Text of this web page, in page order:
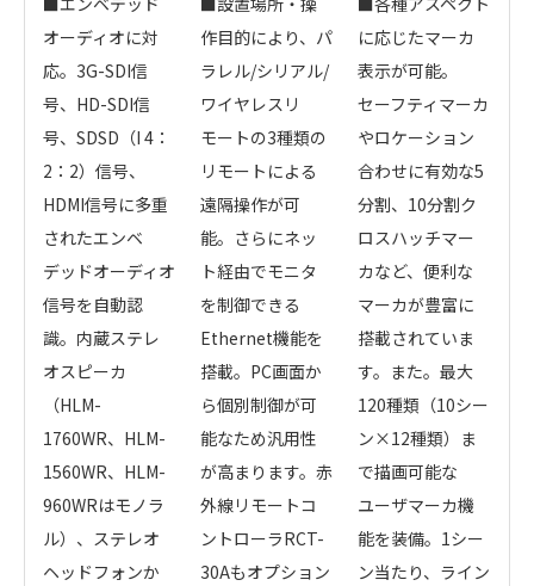
オーディオに対
応。3G-SDI信
号、HD-SDI信
号、SDSD（I 4：
2：2）信号、
HDMI信号に多重
されたエンベ
デッドオーディオ
信号を自動認
識。内蔵ステレ
オスピーカ
（HLM-
1760WR、HLM-
1560WR、HLM-
960WRはモノラ
ル）、ステレオ
ヘッドフォンか
作目的により、パ
ラレル/シリアル/
ワイヤレスリ
モートの3種類の
リモートによる
遠隔操作が可
能。さらにネッ
ト経由でモニタ
を制御できる
Ethernet機能を
搭載。PC画面か
ら個別制御が可
能なため汎用性
が高まります。赤
外線リモートコ
ントローラRCT-
30Aもオプション
に応じたマーカ
表示が可能。
セーフティマーカ
やロケーション
合わせに有効な5
分割、10分割ク
ロスハッチマー
カなど、便利な
マーカが豊富に
搭載されていま
す。また。最大
120種類（10シー
ン×12種類）ま
で描画可能な
ユーザマーカ機
能を装備。1シー
ン当たり、ライン